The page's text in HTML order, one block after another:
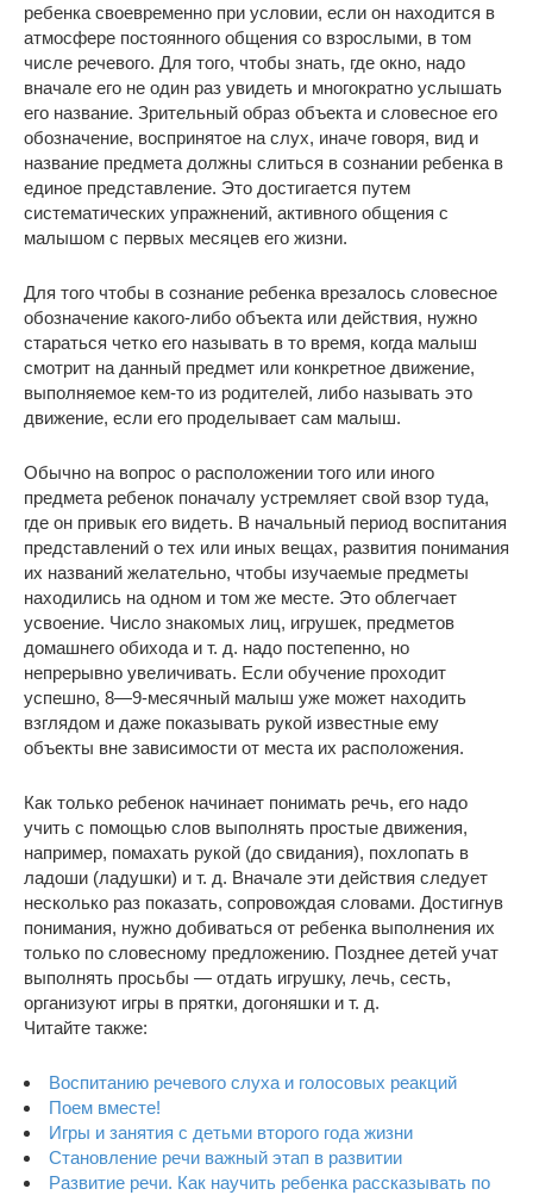
ребенка своевременно при условии, если он находится в
атмосфере постоянного общения со взрослыми, в том
числе речевого. Для того, чтобы знать, где окно, надо
вначале его не один раз увидеть и многократно услышать
его название. Зрительный образ объекта и словесное его
обозначение, воспринятое на слух, иначе говоря, вид и
название предмета должны слиться в сознании ребенка в
единое представление. Это достигается путем
систематических упражнений, активного общения с
малышом с первых месяцев его жизни.
Для того чтобы в сознание ребенка врезалось словесное
обозначение какого-либо объекта или действия, нужно
стараться четко его называть в то время, когда малыш
смотрит на данный предмет или конкретное движение,
выполняемое кем-то из родителей, либо называть это
движение, если его проделывает сам малыш.
Обычно на вопрос о расположении того или иного
предмета ребенок поначалу устремляет свой взор туда,
где он привык его видеть. В начальный период воспитания
представлений о тех или иных вещах, развития понимания
их названий желательно, чтобы изучаемые предметы
находились на одном и том же месте. Это облегчает
усвоение. Число знакомых лиц, игрушек, предметов
домашнего обихода и т. д. надо постепенно, но
непрерывно увеличивать. Если обучение проходит
успешно, 8—9-месячный малыш уже может находить
взглядом и даже показывать рукой известные ему
объекты вне зависимости от места их расположения.
Как только ребенок начинает понимать речь, его надо
учить с помощью слов выполнять простые движения,
например, помахать рукой (до свидания), похлопать в
ладоши (ладушки) и т. д. Вначале эти действия следует
несколько раз показать, сопровождая словами. Достигнув
понимания, нужно добиваться от ребенка выполнения их
только по словесному предложению. Позднее детей учат
выполнять просьбы — отдать игрушку, лечь, сесть,
организуют игры в прятки, догоняшки и т. д.
Читайте также:
Воспитанию речевого слуха и голосовых реакций
Поем вместе!
Игры и занятия с детьми второго года жизни
Становление речи важный этап в развитии
Развитие речи. Как научить ребенка рассказывать по